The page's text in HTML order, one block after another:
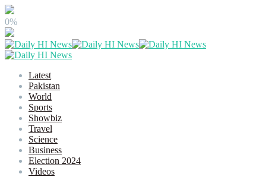
0%
Latest
Pakistan
World
Sports
Showbiz
Travel
Science
Business
Election 2024
Videos